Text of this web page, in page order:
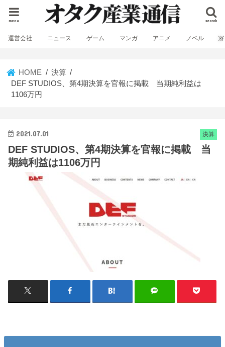
search
menu
運営会社 ニュース ゲーム マンガ アニメ ノベル
HOME
決算
DEF STUDIOS、第4期決算を官報に掲載 当期純利益は
1106万円
決算
2021.07.01
DEF STUDIOS、第4期決算を官報に掲載 当
期純利益は1106万円